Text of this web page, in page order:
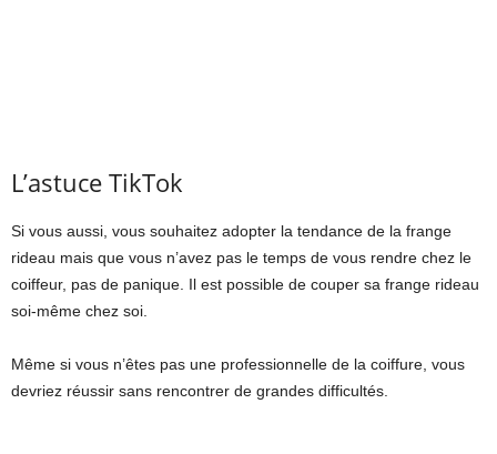
L’astuce TikTok
Si vous aussi, vous souhaitez adopter la tendance de la frange
rideau mais que vous n’avez pas le temps de vous rendre chez le
coiffeur, pas de panique. Il est possible de couper sa frange rideau
soi-même chez soi.
Même si vous n’êtes pas une professionnelle de la coiffure, vous
devriez réussir sans rencontrer de grandes difficultés.